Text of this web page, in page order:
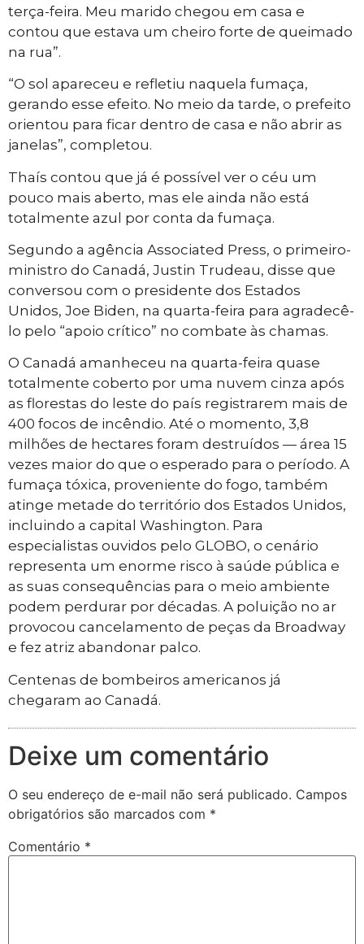
terça-feira. Meu marido chegou em casa e
contou que estava um cheiro forte de queimado
na rua”.
“O sol apareceu e refletiu naquela fumaça,
gerando esse efeito. No meio da tarde, o prefeito
orientou para ficar dentro de casa e não abrir as
janelas”, completou.
Thaís contou que já é possível ver o céu um
pouco mais aberto, mas ele ainda não está
totalmente azul por conta da fumaça.
Segundo a agência Associated Press, o primeiro-
ministro do Canadá, Justin Trudeau, disse que
conversou com o presidente dos Estados
Unidos, Joe Biden, na quarta-feira para agradecê-
lo pelo “apoio crítico” no combate às chamas.
O Canadá amanheceu na quarta-feira quase
totalmente coberto por uma nuvem cinza após
as florestas do leste do país registrarem mais de
400 focos de incêndio. Até o momento, 3,8
milhões de hectares foram destruídos — área 15
vezes maior do que o esperado para o período. A
fumaça tóxica, proveniente do fogo, também
atinge metade do território dos Estados Unidos,
incluindo a capital Washington. Para
especialistas ouvidos pelo GLOBO, o cenário
representa um enorme risco à saúde pública e
as suas consequências para o meio ambiente
podem perdurar por décadas. A poluição no ar
provocou cancelamento de peças da Broadway
e fez atriz abandonar palco.
Centenas de bombeiros americanos já
chegaram ao Canadá.
Deixe um comentário
O seu endereço de e-mail não será publicado. Campos
obrigatórios são marcados com *
Comentário *